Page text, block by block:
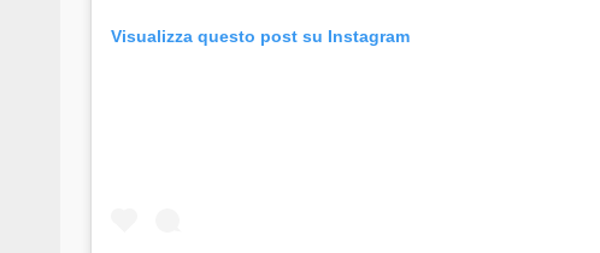
Visualizza questo post su Instagram